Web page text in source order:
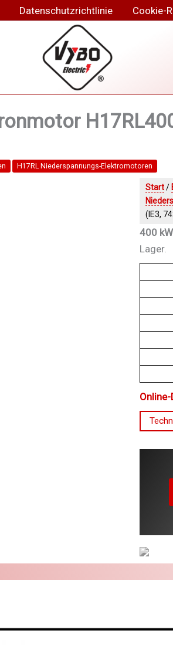
Datenschutzrichtlinie Cookie-
H17RL Niederspannungs-Elektromotoren
Start/
(IE3,
400
Lager.